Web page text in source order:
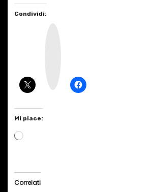
Condividi:
Mi piace:
C
Correlati